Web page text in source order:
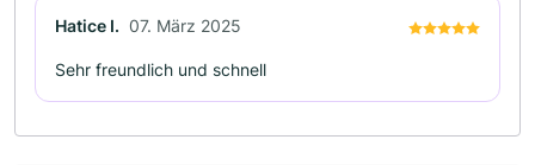
Hatice I. 07. März 2025
Sehr freundlich und schnell